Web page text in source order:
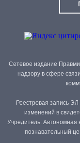
Сетевое издание
надзору в сфере
Реестровая запись
изменений в
Учредитель: Автономная
познавательный